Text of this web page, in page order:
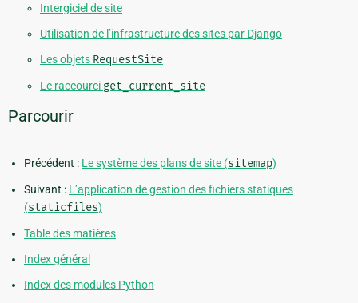
Intergiciel de site
Utilisation de l’infrastructure des sites par Django
Les objets RequestSite
Le raccourci get_current_site
Parcourir
Précédent : Le système des plans de site (sitemap)
Suivant : L’application de gestion des fichiers statiques
(staticfiles)
Table des matières
Index général
Index des modules Python